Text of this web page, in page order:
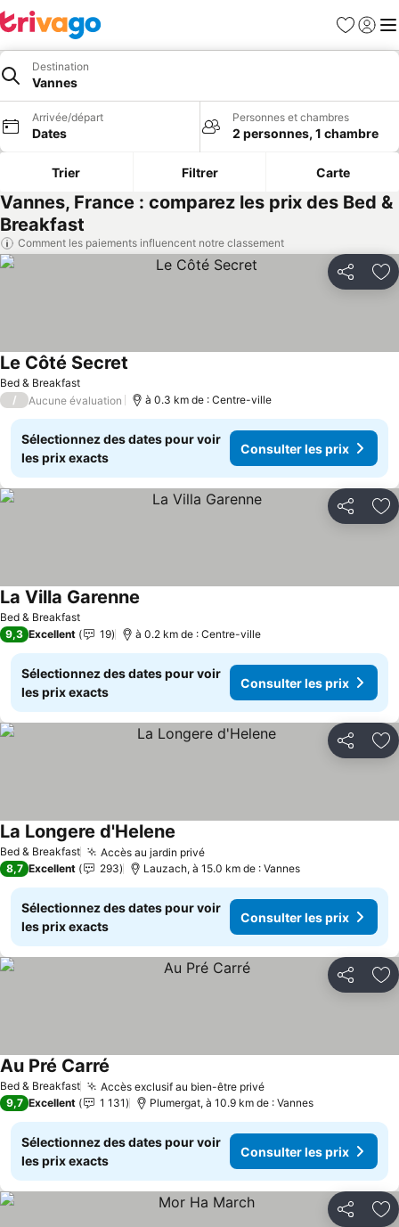
Favoris
Se
Destination
Vannes
Arrivée/départ
Dates
Personnes et chambres
2 personnes, 1 chambre
Trier Filtrer Carte
Vannes, France : comparez les prix des Bed &
Breakfast
Comment les paiements influencent notre classement
Partager
Bed & Breakfast
Le Côté Secret
/ Aucune évaluation à 0.3 km de : Centre-ville
Sélectionnez des dates pour voir
les prix exacts
Consulter les prix
Partager
Bed & Breakfast
La Villa Garenne
9,3 Excellent 19 à 0.2 km de : Centre-ville
Sélectionnez des dates pour voir
les prix exacts
Consulter les prix
Partager
Bed & Breakfast Accès au jardin privé
La Longere d'Helene
8,7 Excellent 293 Lauzach, à 15.0 km de : Vannes
Sélectionnez des dates pour voir
les prix exacts
Consulter les prix
Partager
Bed & Breakfast Accès exclusif au bien-être privé
Au Pré Carré
9,7 Excellent 1 131 Plumergat, à 10.9 km de : Vannes
Sélectionnez des dates pour voir
les prix exacts
Consulter les prix
Partager